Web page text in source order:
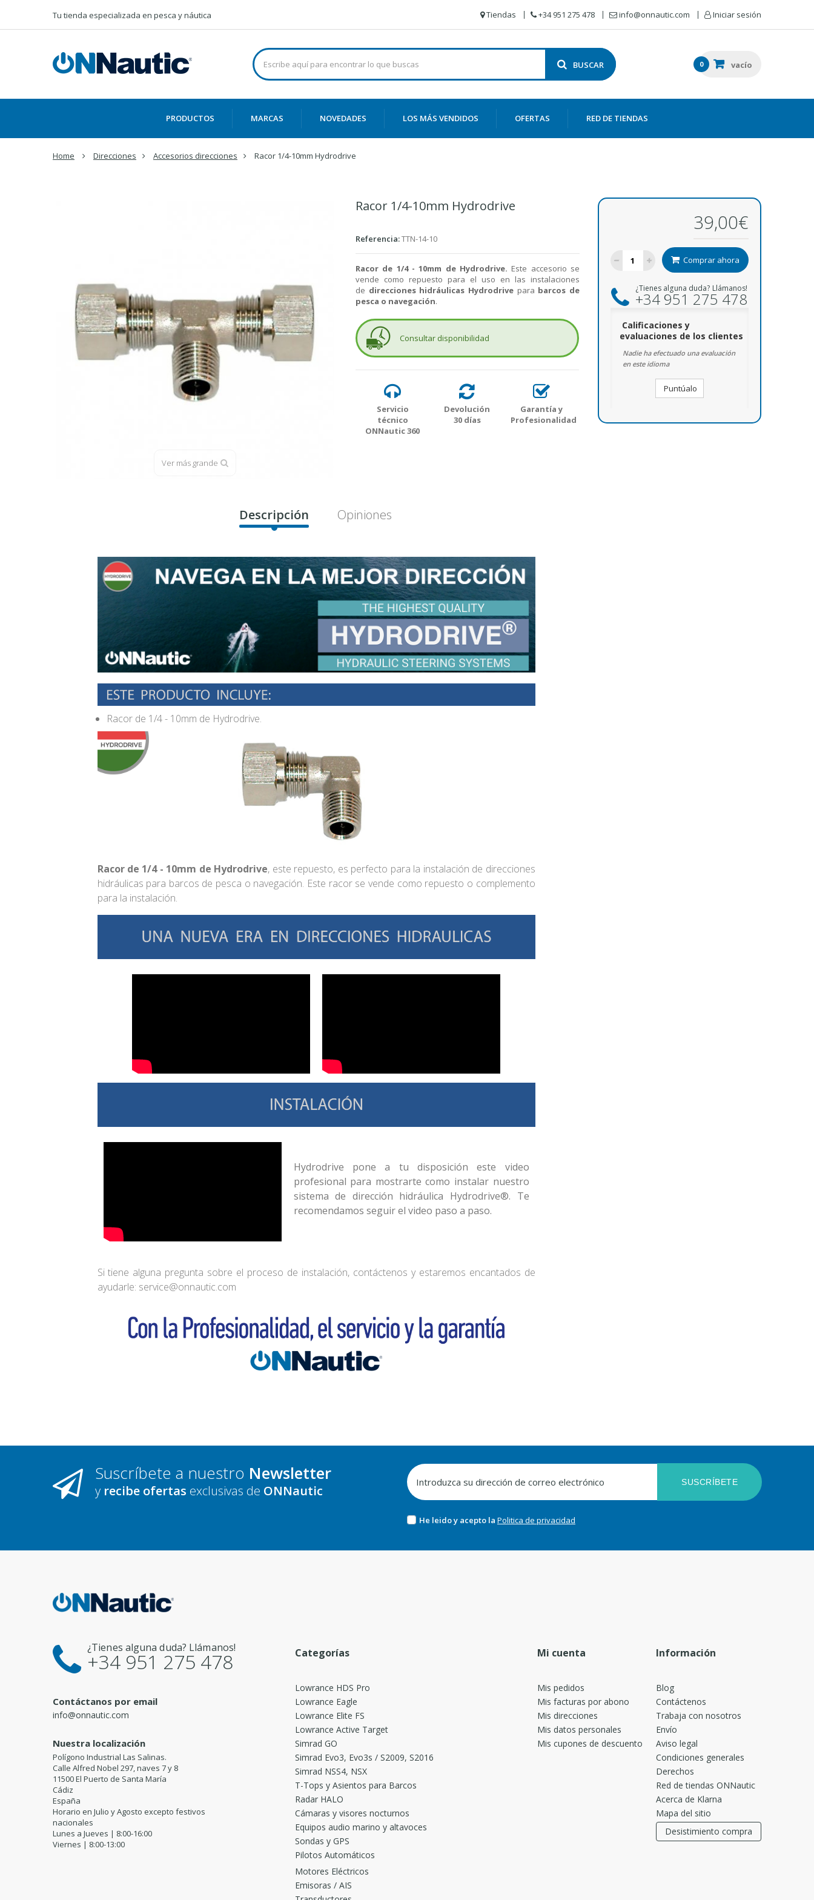
Tu tienda especializada en pesca y náutica Tiendas +34 951 275 478 info@onnautic.com Iniciar sesión
BUSCAR 0 vacío
PRODUCTOS MARCAS NOVEDADES LOS MÁS VENDIDOS OFERTAS RED DE TIENDAS
Home Direcciones Accesorios direcciones Racor 1/4-10mm Hydrodrive
Ver más grande
Racor 1/4-10mm Hydrodrive
Referencia:TTN-14-10
Racor de 1/4 - 10mm de Hydrodrive. Este accesorio se
vende como repuesto para el uso en las instalaciones
de direcciones hidráulicas Hydrodrive para barcos de
pesca o navegación.
Consultar disponibilidad
Servicio
técnico
ONNautic 360
Devolución
30 días
Garantía y
Profesionalidad
39,00€
Comprar ahora
¿Tienes alguna duda? Llámanos!
+34 951 275 478
Calificaciones y
evaluaciones de los clientes
Nadie ha efectuado una evaluación
en este idioma
Puntúalo
Descripción Opiniones
Racor de 1/4 - 10mm de Hydrodrive.
Racor de 1/4 - 10mm de Hydrodrive, este repuesto, es perfecto para la instalación de direcciones
hidráulicas para barcos de pesca o navegación. Este racor se vende como repuesto o complemento
para la instalación.
Hydrodrive pone a tu disposición este video
profesional para mostrarte como instalar nuestro
sistema de dirección hidráulica Hydrodrive®. Te
recomendamos seguir el video paso a paso.
Si tiene alguna pregunta sobre el proceso de instalación, contáctenos y estaremos encantados de
ayudarle: service@onnautic.com
Suscríbete a nuestro Newsletter
y recibe ofertas exclusivas de ONNautic
SUSCRÍBETE
He leido y acepto la Politica de privacidad
¿Tienes alguna duda? Llámanos!
+34 951 275 478
Contáctanos por email
info@onnautic.com
Nuestra localización
Polígono Industrial Las Salinas.
Calle Alfred Nobel 297, naves 7 y 8
11500 El Puerto de Santa María
Cádiz
España
Horario en Julio y Agosto excepto festivos
nacionales
Lunes a Jueves | 8:00-16:00
Viernes | 8:00-13:00
Categorías
Lowrance HDS Pro
Lowrance Eagle
Lowrance Elite FS
Lowrance Active Target
Simrad GO
Simrad Evo3, Evo3s / S2009, S2016
Simrad NSS4, NSX
T-Tops y Asientos para Barcos
Radar HALO
Cámaras y visores nocturnos
Equipos audio marino y altavoces
Sondas y GPS
Pilotos Automáticos
Motores Eléctricos
Emisoras / AIS
Mi cuenta
Mis pedidos
Mis facturas por abono
Mis direcciones
Mis datos personales
Mis cupones de descuento
Información
Blog
Contáctenos
Trabaja con nosotros
Envío
Aviso legal
Condiciones generales
Derechos
Red de tiendas ONNautic
Acerca de Klarna
Mapa del sitio
Desistimiento compra